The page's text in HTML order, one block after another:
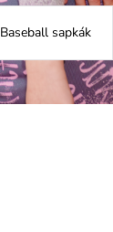
Baseball sapkák